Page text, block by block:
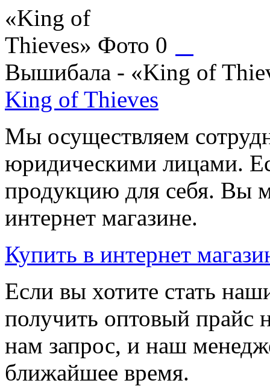
Вышибала - «King of
King of Thieves
Мы осуществляем
юридическими лицами.
продукцию для себя. Вы
интернет магазине.
Купить в интернет
Если вы хотите стать
получить оптовый
нам запрос, и наш
ближайшее время.